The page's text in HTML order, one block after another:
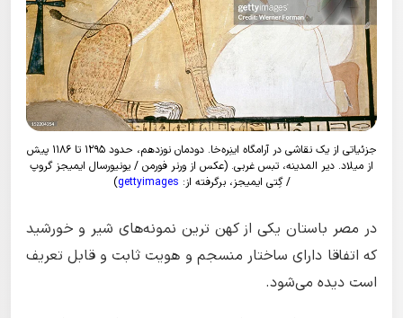
جزئیاتی از یک نقاشی در آرامگاه اینِره‌خا. دودمان نوزدهم، حدود ۱۲۹۵ تا ۱۱۸۶ پیش
از میلاد. دیر المدینه، تبس غربی. (عکس از ورنر فورمن / یونیورسال ایمیجز گروپ
/ گِتی ایمیجز، برگرفته از: gettyimages
)
در مصر باستان یکی از کهن ترین نمونه‌های شیر و خورشید
که اتفاقا دارای ساختار منسجم و هویت ثابت و قابل تعریف
است دیده می‌شود.